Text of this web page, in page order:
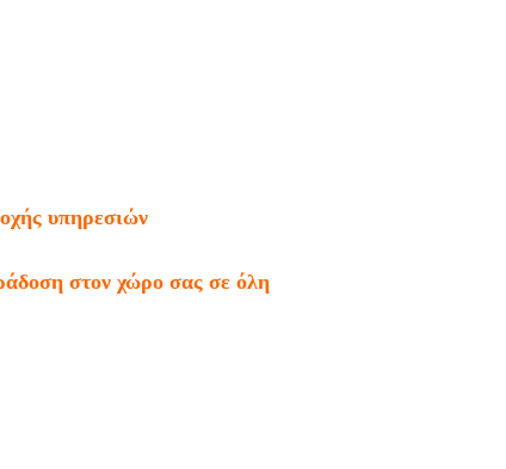
υπηρεσιών
στον χώρο σας σε όλη